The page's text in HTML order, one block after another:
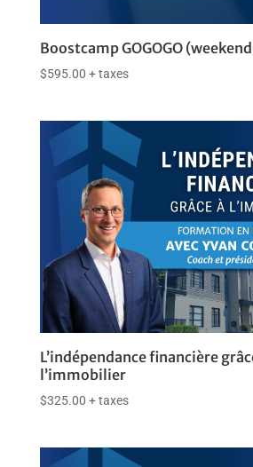
Boostcamp GOGOGO
$595.00 + taxes
L’indépendance financière
l’immobilier
$325.00 + taxes